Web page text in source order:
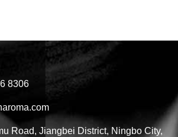
8306
Road, Jiangbei District, Ningbo City,